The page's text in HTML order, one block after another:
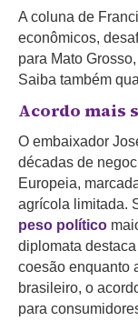
A coluna de
econômicos,
para Mato
Saiba também
Acordo mais
O embaixador
décadas de
Europeia,
agrícola limitada.
peso político
diplomata
coesão enquanto
brasileiro, o
para